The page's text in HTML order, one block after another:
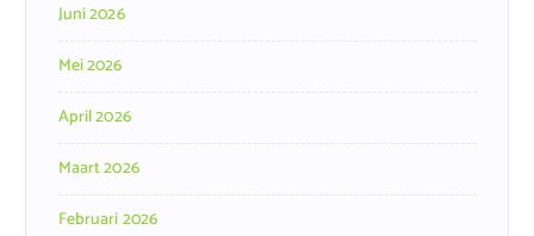
Juni 2026
Mei 2026
April 2026
Maart 2026
Februari 2026